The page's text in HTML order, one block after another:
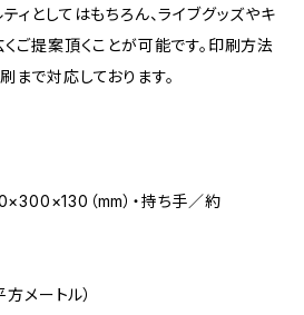
ィとしてはもちろん、ライブグッズやキ
ご提案頂くことが可能です。印刷方法
まで対応しております。
（mm）・持ち手／約
メートル）